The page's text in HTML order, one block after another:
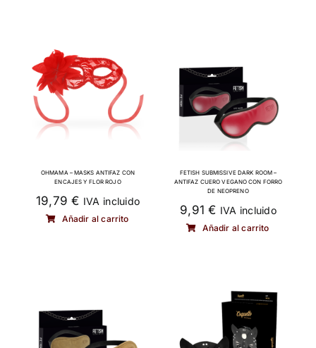
OHMAMA – MASKS ANTIFAZ CON
ENCAJES Y FLOR ROJO
19,79€ IVA incluido
Añadir al carrito
FETISH SUBMISSIVE DARK ROOM –
ANTIFAZ CUERO VEGANO CON FORRO
DE NEOPRENO
9,91€ IVA incluido
Añadir al carrito